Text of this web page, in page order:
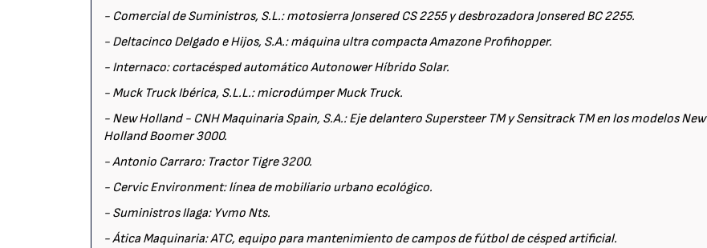
- Comercial de Suministros, S.L.: motosierra Jonsered CS 2255 y desbrozadora Jonsered BC 2255.
- Deltacinco Delgado e Hijos, S.A.: máquina ultra compacta Amazone Profihopper.
- Internaco: cortacésped automático Autonower Híbrido Solar.
- Muck Truck Ibérica, S.L.L.: microdúmper Muck Truck.
- New Holland - CNH Maquinaria Spain, S.A.: Eje delantero Supersteer TM y Sensitrack TM en los modelos New
Holland Boomer 3000.
- Antonio Carraro: Tractor Tigre 3200.
- Cervic Environment: línea de mobiliario urbano ecológico.
- Suministros Ilaga: Yvmo Nts.
- Ática Maquinaria: ATC, equipo para mantenimiento de campos de fútbol de césped artificial.